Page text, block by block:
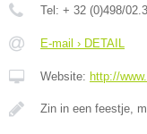
Tel: + 32 (0)498/
E-mail › DETAIL
Website: http://
Zin in een feestje,